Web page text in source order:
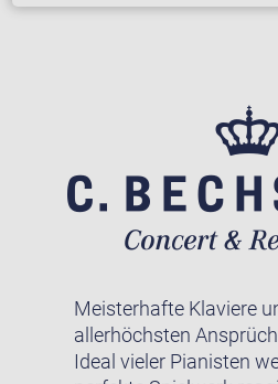
Meisterhafte Klaviere
allerhöchsten
Ideal vieler Pianisten